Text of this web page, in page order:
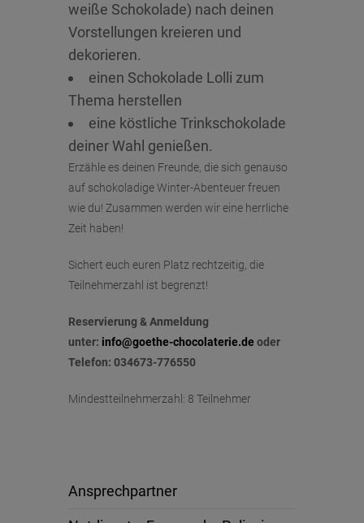
weiße Schokolade) nach deinen
Vorstellungen kreieren und
dekorieren.
einen Schokolade Lolli zum
Thema herstellen
eine köstliche Trinkschokolade
deiner Wahl genießen.
Erzähle es deinen Freunde, die sich genauso
auf schokoladige Winter-Abenteuer freuen
wie du! Zusammen werden wir eine herrliche
Zeit haben!
Sichert euch euren Platz rechtzeitig, die
Teilnehmerzahl ist begrenzt!
Reservierung & Anmeldung
unter: info@goethe-chocolaterie.de oder
Telefon: 034673-776550
Mindestteilnehmerzahl: 8 Teilnehmer
Ansprechpartner